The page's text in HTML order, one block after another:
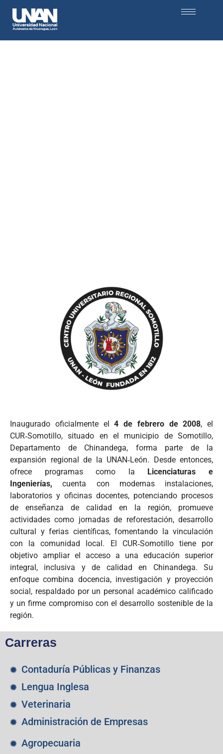
Inaugurado oficialmente el4 de febrero de 2008, el
CUR‑Somotillo, situado en el municipio de Somotillo,
Departamento de Chinandega, forma parte de la
expansión regional de la UNAN‑León.
Desde entonces,
ofrece programas como la
Licenciaturas e
Ingenierías,cuenta con modernas instalaciones,
laboratorios y oficinas docentes, potenciando procesos
de enseñanza de calidad en la región, promueve
actividades como jornadas de reforestación, desarrollo
cultural y ferias científicas, fomentando la vinculación
con la comunidad local.
El CUR‑Somotillo tiene por
objetivo ampliar el acceso a una educación superior
integral, inclusiva y de calidad en Chinandega. Su
enfoque combina docencia, investigación y proyección
social, respaldado por un personal académico calificado
y un firme compromiso con el desarrollo sostenible de la
región.
Carreras
Contaduría Públicas y Finanzas
Lengua Inglesa
Veterinaria
Administración de Empresas
Agropecuaria